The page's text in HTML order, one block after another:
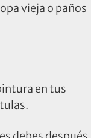
vieja o paños
en tus